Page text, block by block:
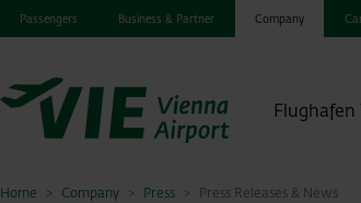
Passengers Business & Partner Company
Flughafen
Home Company Press Press Releases & News